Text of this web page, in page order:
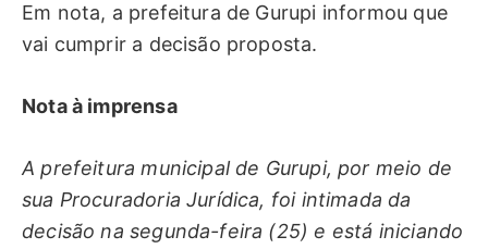
Em nota, a prefeitura de Gurupi informou que
vai cumprir a decisão proposta.
Nota à imprensa
A prefeitura municipal de Gurupi, por meio de
sua Procuradoria Jurídica, foi intimada da
decisão na segunda-feira (25) e está iniciando